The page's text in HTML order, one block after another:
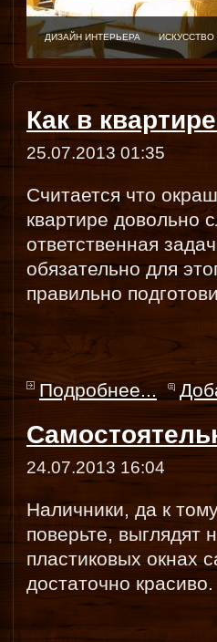
ДИЗАЙН ИНТЕРЬЕРА
Как в
25.07.2013 01:35
Считается что
квартире довольно
ответственная
обязательно для
правильно
Подробнее...
24.07.2013 16:04
Наличники, да к
поверьте, выглядят
пластиковых окнах
достаточно красиво.